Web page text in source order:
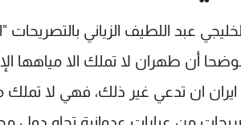
عبد اللطيف الزياني بالتصريحات
أن طهران لا تملك الا مياهها
ان تدعي غير ذلك، فهي لا تملك من